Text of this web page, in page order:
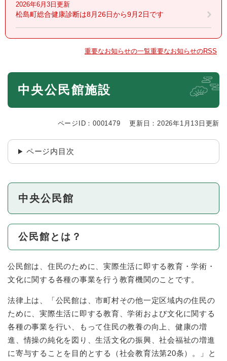
2026年6月3日更新
松島町総合健康診断は8月26日から9月2日です
重要なお知らせの一覧重要なお知らせのRSS
本
中央公民館施設
ページID：0001479 更新日：2026年1月13日更新
ページ内目次
中央公民館
公民館とは？
公民館は、住民のために、実際生活に即する教育・学術・
文化に関する各種の事業を行う教育機関のことです。
法律上は、「公民館は、市町村その他一定区域内の住民の
ために、実際生活に即する教育、学術および文化に関する
各種の事業を行い、もって住民の教養の向上、健康の増
進、情操の純化を図り、生活文化の振興、社会福祉の増進
に寄与することを目的とする（社会教育法第20条）。」と